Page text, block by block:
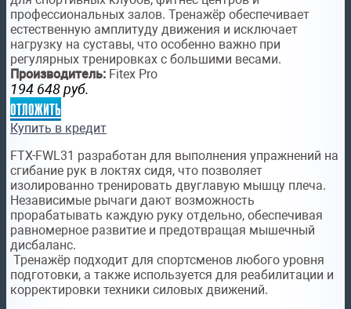
профессиональных залов. Тренажёр обеспечивает
естественную амплитуду движения и исключает
нагрузку на суставы, что особенно важно при
регулярных тренировках с большими весами.
Производитель: Fitex Pro
194 648 руб.
отложить
Купить в кредит
FTX-FWL31 разработан для выполнения упражнений на
сгибание рук в локтях сидя, что позволяет
изолированно тренировать двуглавую мышцу плеча.
Независимые рычаги дают возможность
прорабатывать каждую руку отдельно, обеспечивая
равномерное развитие и предотвращая мышечный
дисбаланс.
Тренажёр подходит для спортсменов любого уровня
подготовки, а также используется для реабилитации и
корректировки техники силовых движений.